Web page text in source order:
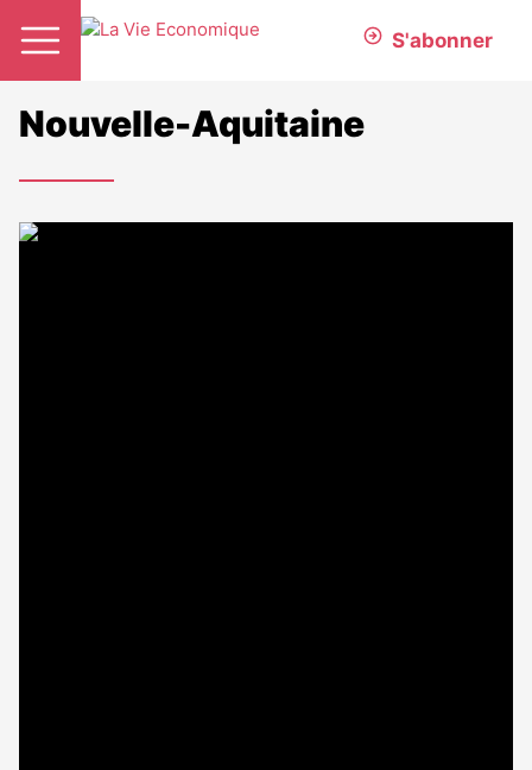
S'abonner
Nouvelle-Aquitaine